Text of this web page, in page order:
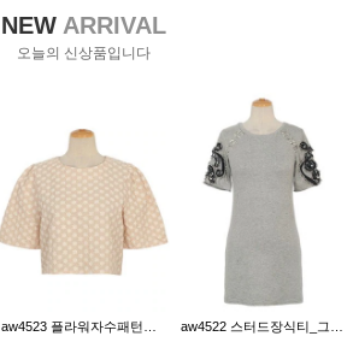
NEWARRIVAL
오늘의 신상품입니다